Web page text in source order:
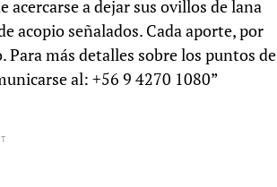
a dejar sus ovillos de lana
acopio señalados. Cada aporte, por
Para más detalles sobre los puntos de
al: +56 9 4270 1080”